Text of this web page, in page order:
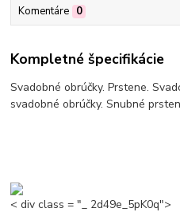
Komentáre 0
Kompletné špecifikácie
Svadobné obrúčky. Prstene.
svadobné obrúčky. Snubné
< div class = "_ 2d49e_5pK0q">